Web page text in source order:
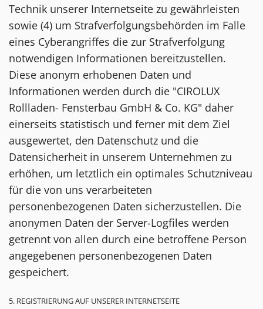
Technik unserer Internetseite zu gewährleisten
sowie (4) um Strafverfolgungsbehörden im Falle
eines Cyberangriffes die zur Strafverfolgung
notwendigen Informationen bereitzustellen.
Diese anonym erhobenen Daten und
Informationen werden durch die "CIROLUX
Rollladen- Fensterbau GmbH & Co. KG" daher
einerseits statistisch und ferner mit dem Ziel
ausgewertet, den Datenschutz und die
Datensicherheit in unserem Unternehmen zu
erhöhen, um letztlich ein optimales Schutzniveau
für die von uns verarbeiteten
personenbezogenen Daten sicherzustellen. Die
anonymen Daten der Server-Logfiles werden
getrennt von allen durch eine betroffene Person
angegebenen personenbezogenen Daten
gespeichert.
5. REGISTRIERUNG AUF UNSERER INTERNETSEITE